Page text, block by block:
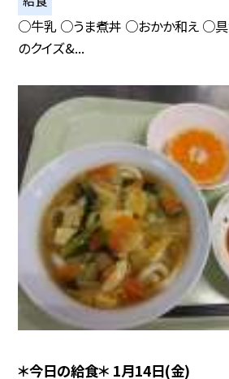
○牛乳 ○うま煮丼 ○おかか和え ○
のクイズ&...
＊今日の給食＊ 1月14日(金)